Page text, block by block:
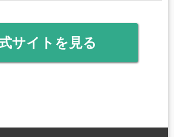
サイトを見る